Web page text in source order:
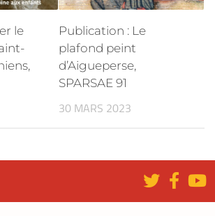
le
Publication : Le
plafond peint
d’Aigueperse,
SPARSAE 91
30 MARS 2023